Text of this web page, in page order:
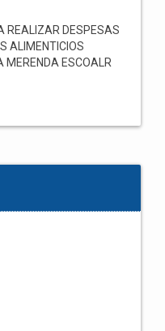
REALIZAR DESPESAS
ALIMENTICIOS
MERENDA ESCOALR